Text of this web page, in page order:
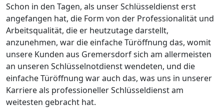
Schon in den Tagen, als unser Schlüsseldienst erst
angefangen hat, die Form von der Professionalität und
Arbeitsqualität, die er heutzutage darstellt,
anzunehmen, war die einfache Türöffnung das, womit
unsere Kunden aus Gremersdorf sich am allermeisten
an unseren Schlüsselnotdienst wendeten, und die
einfache Türöffnung war auch das, was uns in unserer
Karriere als professioneller Schlüsseldienst am
weitesten gebracht hat.